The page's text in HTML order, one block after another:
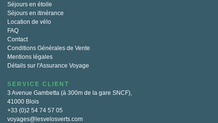
Séjours en étoile
Séjours en itinérance
Location de vélo
FAQ
Contact
Conditions Générales de Vente
Mentions légales
Détails sur l'Assurance Voyage
SERVICE CLIENT
3 Avenue Gambetta (à 300m de la gare SNCF),
41000 Blois
+33 (0)2 54 74 57 05
voyages@lesvelosverts.com